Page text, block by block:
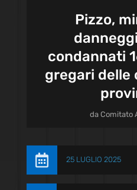
Pizzo,
condannati
gregari delle
daComitato
 25 LUGLIO 2025